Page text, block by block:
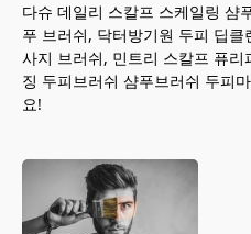
다슈 데일리 스칼프 스케일링 샴
푸 브러쉬, 닥터방기원 두피 딥
사지 브러쉬, 민트리 스칼프 퓨
징 두피브러쉬 샴푸브러쉬 두피
요!